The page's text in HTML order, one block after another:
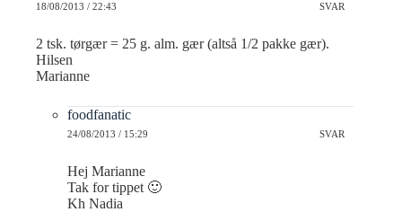
18/08/2013 / 22:43 SVAR
2 tsk. tørgær = 25 g. alm. gær (altså 1/2 pakke gær).
Hilsen
Marianne
foodfanatic
24/08/2013 / 15:29 SVAR
Hej Marianne
Tak for tippet 🙂
Kh Nadia